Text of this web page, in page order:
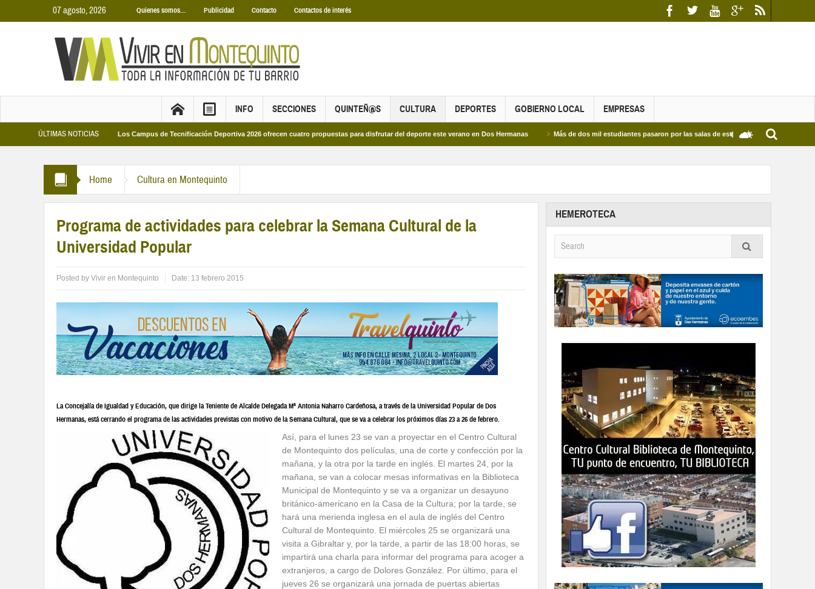
07 agosto, 2026 Quienes somos… Publicidad Contacto Contactos de interés
INFO SECCIONES QUINTEÑ@S CULTURA DEPORTES GOBIERNO LOCAL EMPRESAS
ÚLTIMAS NOTICIAS
Municipales 2026 Los Campus de Tecnificación Deportiva 2026 ofrecen cuatro propuestas para disfrutar del deporte este verano en Dos Hermanas Más de dos mil estudiantes pasaron por las salas de estudio de las Bibliotecas
Home Cultura en Montequinto
Programa de actividades para celebrar la Semana Cultural de la
Universidad Popular
Posted by Vivir en Montequinto Date: 13 febrero 2015
La Concejalía de Igualdad y Educación, que dirige la Teniente de Alcalde Delegada Mª Antonia Naharro Cardeñosa, a través de la Universidad Popular de Dos
Hermanas, está cerrando el programa de las actividades previstas con motivo de la Semana Cultural, que se va a celebrar los próximos días 23 a 26 de febrero.
Así, para el lunes 23 se van a proyectar en el Centro Cultural
de Montequinto dos películas, una de corte y confección por la
mañana, y la otra por la tarde en inglés. El martes 24, por la
mañana, se van a colocar mesas informativas en la Biblioteca
Municipal de Montequinto y se va a organizar un desayuno
británico-americano en la Casa de la Cultura; por la tarde, se
hará una merienda inglesa en el aula de inglés del Centro
Cultural de Montequinto. El miércoles 25 se organizará una
visita a Gibraltar y, por la tarde, a partir de las 18:00 horas, se
impartirá una charla para informar del programa para acoger a
extranjeros, a cargo de Dolores González. Por último, para el
jueves 26 se organizará una jornada de puertas abiertas
HEMEROTECA